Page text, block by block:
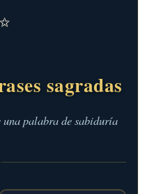
sagradas
palabra de sabiduría